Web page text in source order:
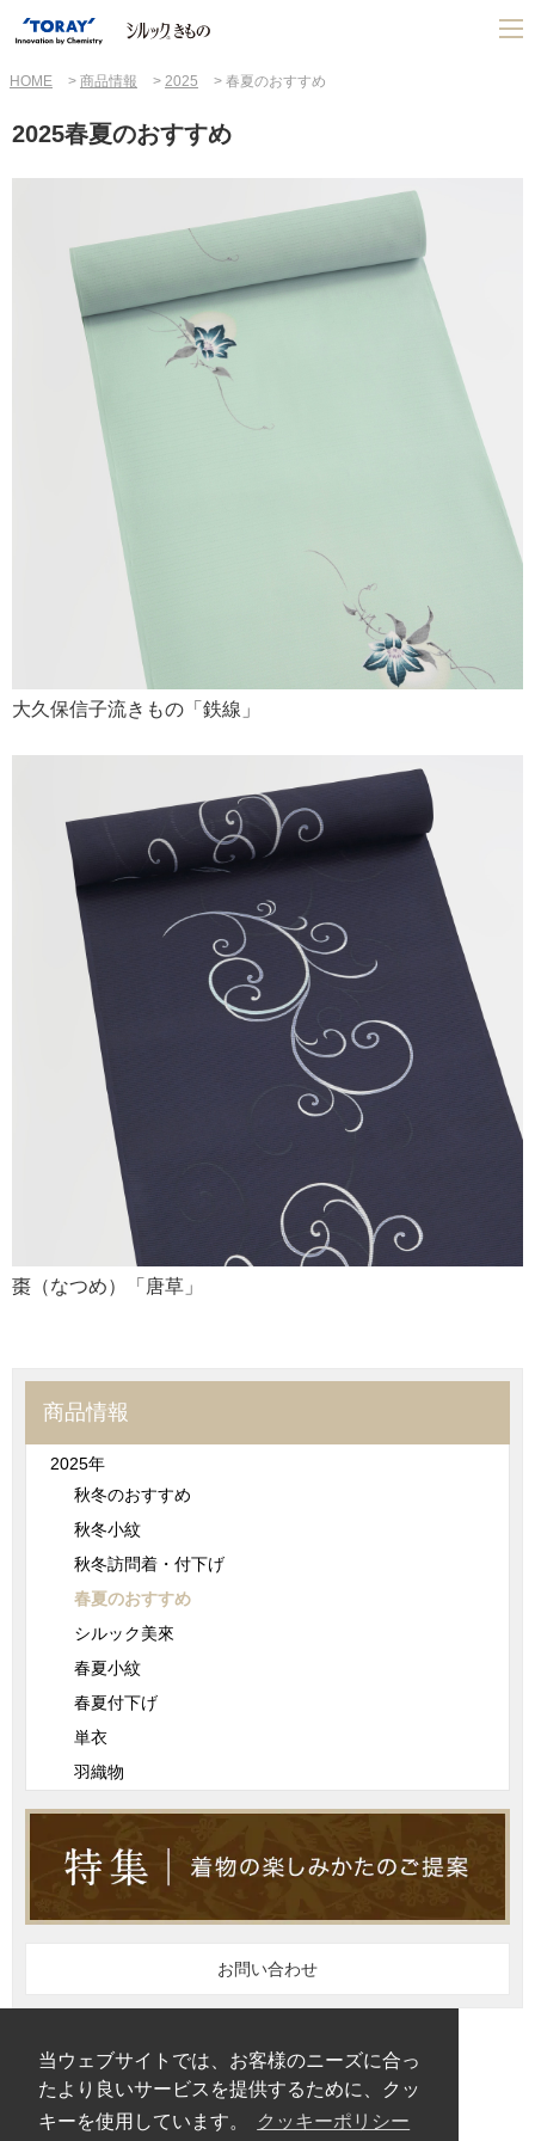
当ウェブサイトでは、お客様のニーズに合っ
たより良いサービスを提供するために、クッ
キーを使用しています。
クッキーポリシー
HOME 商品情報 2025 春夏のおすすめ
2025春夏のおすすめ
大久保信子流きもの「鉄線」
棗（なつめ）「唐草」
商品情報
2025年
秋冬のおすすめ
秋冬小紋
秋冬訪問着・付下げ
春夏のおすすめ
シルック美來
春夏小紋
春夏付下げ
単衣
羽織物
お問い合わせ
プライバシーポリシー